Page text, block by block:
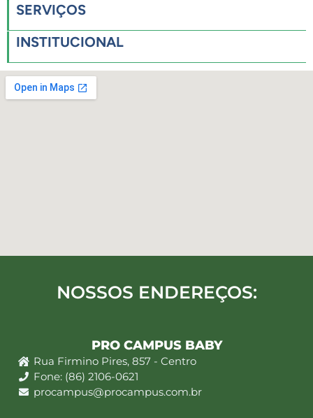
SERVIÇOS
INSTITUCIONAL
NOSSOS ENDEREÇOS:
PRO CAMPUS BABY
Rua Firmino Pires, 857 - Centro
Fone: (86) 2106-0621
procampus@procampus.com.br